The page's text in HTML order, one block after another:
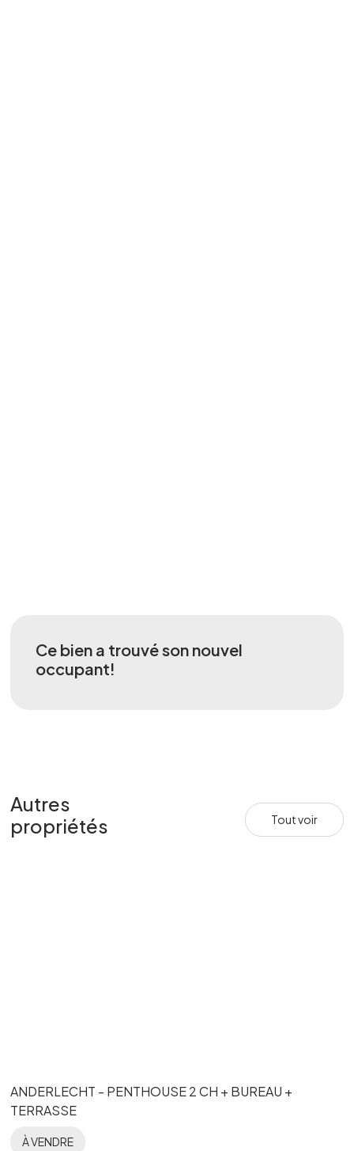
Ce bien a trouvé son nouvel
occupant!
Autres
propriétés
Tout voir
ANDERLECHT - PENTHOUSE 2 CH + BUREAU +
TERRASSE
À VENDRE